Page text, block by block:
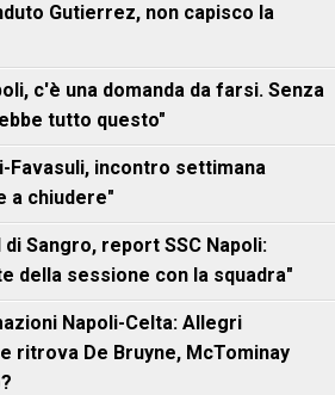
Gutierrez, non capisco la
c'è una domanda da farsi. Senza
tutto questo"
Favasuli, incontro settimana
a chiudere"
Sangro, report SSC Napoli:
della sessione con la squadra"
Napoli-Celta: Allegri
ritrova De Bruyne, McTominay